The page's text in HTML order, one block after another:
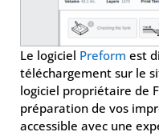
Le logiciel Preform est
téléchargement sur le
logiciel propriétaire de
préparation de vos
accessible avec une